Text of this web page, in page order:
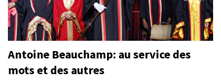
Antoine Beauchamp: au service des
mots et des autres